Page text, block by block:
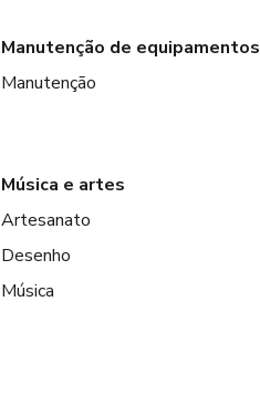
Manutenção de equipamentos
Manutenção
Música e artes
Artesanato
Desenho
Música